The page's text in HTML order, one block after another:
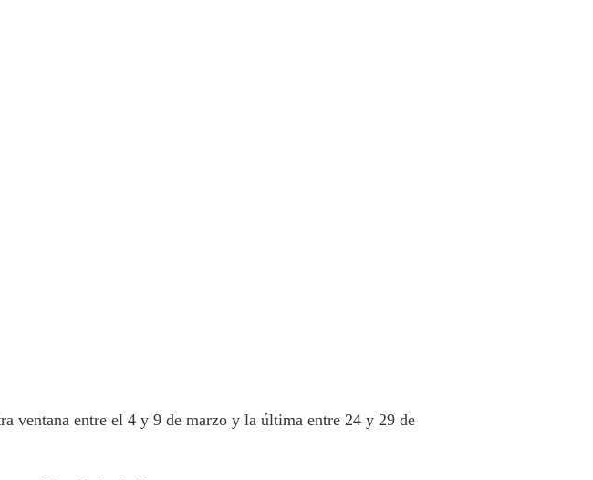
ventana entre el 4 y 9 de marzo y la última entre 24 y 29 de